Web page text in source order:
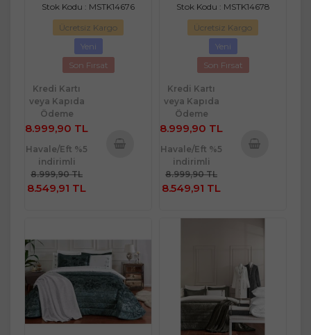
Stok Kodu : MSTK14676
Ücretsiz Kargo
Yeni
Son Fırsat
Kredi Kartı
veya Kapıda
Ödeme
8.999,90 TL
Havale/Eft %5
indirimli
8.999,90 TL
8.549,91 TL
Stok Kodu : MSTK14678
Ücretsiz Kargo
Yeni
Son Fırsat
Kredi Kartı
veya Kapıda
Ödeme
8.999,90 TL
Havale/Eft %5
indirimli
8.999,90 TL
8.549,91 TL